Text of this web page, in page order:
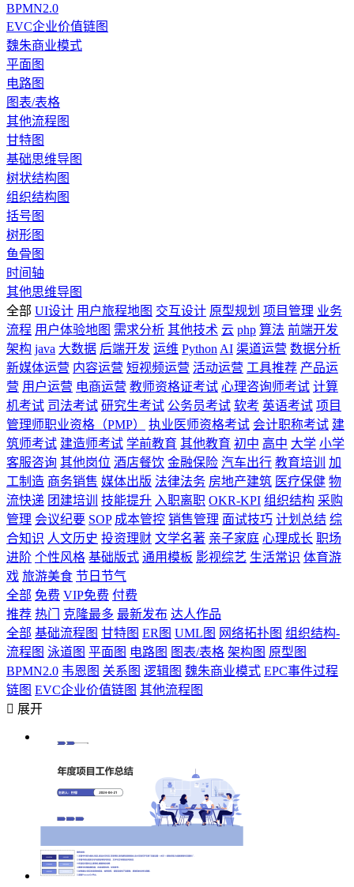
BPMN2.0
EVC企业价值链图
魏朱商业模式
平面图
电路图
图表/表格
其他流程图
甘特图
基础思维导图
树状结构图
组织结构图
括号图
树形图
鱼骨图
时间轴
其他思维导图
全部 UI设计 用户旅程地图 交互设计 原型规划 项目管理 业务
流程 用户体验地图 需求分析 其他技术 云 php 算法 前端开发
架构 java 大数据 后端开发 运维 Python AI 渠道运营 数据分析
新媒体运营 内容运营 短视频运营 活动运营 工具推荐 产品运
营 用户运营 电商运营 教师资格证考试 心理咨询师考试 计算
机考试 司法考试 研究生考试 公务员考试 软考 英语考试 项目
管理师职业资格（PMP）
执业医师资格考试 会计职称考试 建
筑师考试 建造师考试 学前教育 其他教育 初中 高中 大学 小学
客服咨询 其他岗位 酒店餐饮 金融保险 汽车出行 教育培训
加
工制造 商务销售 媒体出版 法律法务 房地产建筑 医疗保健 物
流快递 团建培训 技能提升 入职离职 OKR-KPI 组织结构 采购
管理 会议纪要 SOP 成本管控 销售管理 面试技巧 计划总结 综
合知识 人文历史 投资理财 文学名著 亲子家庭 心理成长 职场
进阶 个性风格 基础版式 通用模板 影视综艺 生活常识 体育游
戏 旅游美食 节日节气
全部 免费 VIP免费 付费
推荐 热门 克隆最多 最新发布 达人作品
全部 基础流程图 甘特图 ER图 UML图 网络拓扑图 组织结构-
流程图 泳道图 平面图 电路图 图表/表格 架构图 原型图
BPMN2.0 韦恩图 关系图 逻辑图 魏朱商业模式 EPC事件过程
链图 EVC企业价值链图 其他流程图
 展开